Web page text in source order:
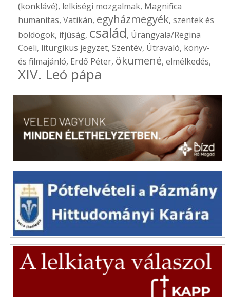
(konklávé), lelkiségi mozgalmak, Magnifica
humanitas, Vatikán, egyházmegyék, szentek és
boldogok, ifjúság, család, Úrangyala/Regina
Coeli, liturgikus jegyzet, Szentév, Útravaló, könyv-
és filmajánló, Erdő Péter, ökumené, elmélkedés,
XIV. Leó pápa